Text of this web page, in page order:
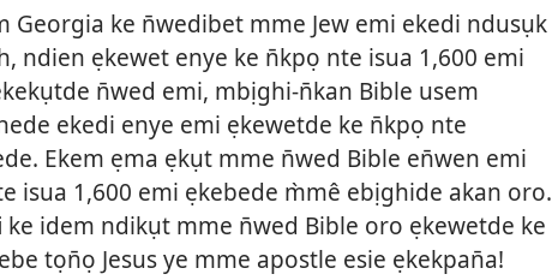
Georgia ke n̄wedibet mme Jew emi ekedi ndusụk
ndien ẹkewet enye ke n̄kpọ nte isua 1,600 emi
n̄wed emi, mbịghi-n̄kan Bible usem
ekedi enye emi ẹkewetde ke n̄kpọ nte
Ekem ẹma ẹkụt mme n̄wed Bible en̄wen emi
isua 1,600 emi ẹkebede m̀mê ebịghide akan oro.
idem ndikụt mme n̄wed Bible oro ẹkewetde ke
tọn̄ọ Jesus ye mme apostle esie ẹkekpan̄a!